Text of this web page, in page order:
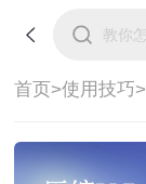
首页>使用技巧>